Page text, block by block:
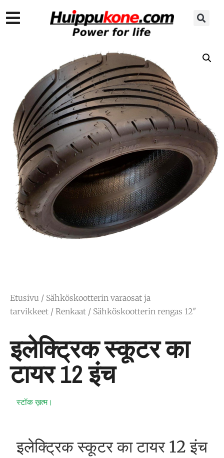
Etusivu / Sähköskootterin varaosat ja
tarvikkeet / Renkaat / Sähköskootterin rengas 12″
इलेक्ट्रिक स्कूटर का
टायर 12 इंच
स्टॉक ख़त्म।
इलेक्ट्रिक स्कूटर का टायर 12 इंच